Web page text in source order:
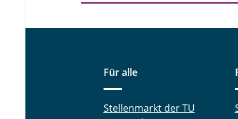
Für alle
Stellenmarkt der TU